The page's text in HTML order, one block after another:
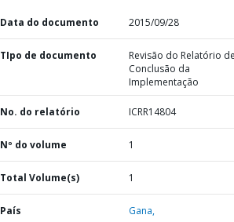
Data do documento 2015/09/28
TIpo de documento
Revisão do Relatório de
Conclusão da
Implementação
No. do relatório ICRR14804
Nº do volume 1
Total Volume(s) 1
País Gana,